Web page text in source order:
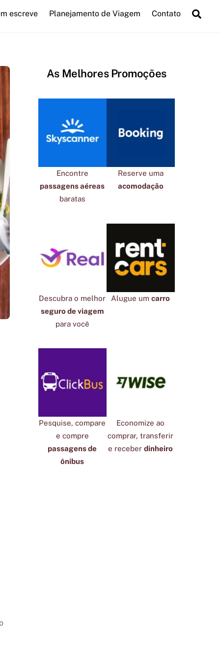
escreve Planejamento de Viagem Contato
As Melhores Promoções
Encontre
passagens aéreas
baratas
Reserve uma
acomodação
Descubra o melhor
seguro de viagem
para você
Alugue umcarro
Pesquise, compare
e compre
passagens de
ônibus
Economize ao
comprar, transferir
e receberdinheiro